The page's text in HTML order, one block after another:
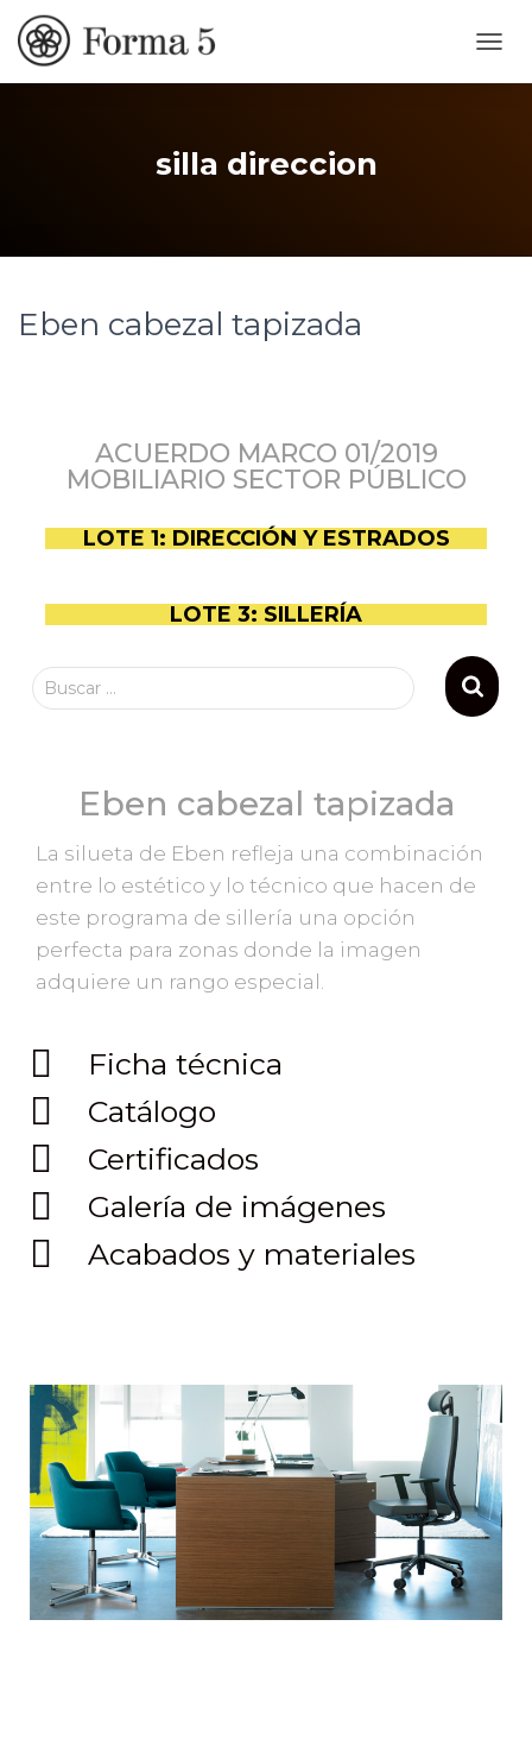
silla direccion
Eben cabezal tapizada
ACUERDO MARCO 01/2019
MOBILIARIO SECTOR PÚBLICO
LOTE 1: DIRECCIÓN Y ESTRADOS
LOTE 3: SILLERÍA
Buscar …
Eben cabezal tapizada
La silueta de Eben refleja una combinación
entre lo estético y lo técnico que hacen de
este programa de sillería una opción
perfecta para zonas donde la imagen
adquiere un rango especial.
Ficha técnica
Catálogo
Certificados
Galería de imágenes
Acabados y materiales